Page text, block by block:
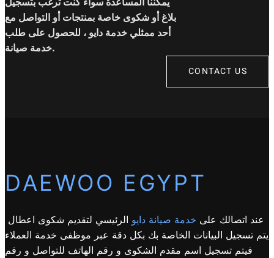
بلاغ أو شكوى خاصة بمنتجات أو التواصل مع
أحد ممثلي خدمة دايو ، للحصول على طلب
خدمة صيانة.
CONTACT US
DAEWOO EGYPT
عند اتصالك على خدمة صيانة دايو الرئيسي لتقديم شكوى اعطال
يتم تسجيل البيانات الخاصة بك بكل دقة عبر موظفى خدمة العملاء
فيتم تسجيل اسم مقدم الشكوى و رقم الهاتف للتواصل و رقم